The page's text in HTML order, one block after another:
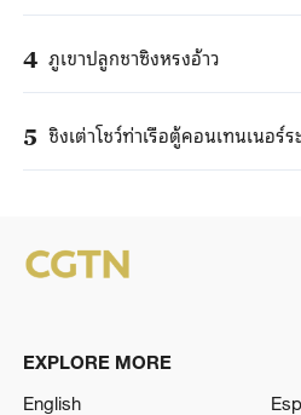
4 ภูเขาปลูกชาซิงหรงอ้าว
5 ชิงเต่าโชว์ท่าเรือตู้คอนเทนเนอ
EXPLORE MORE
English